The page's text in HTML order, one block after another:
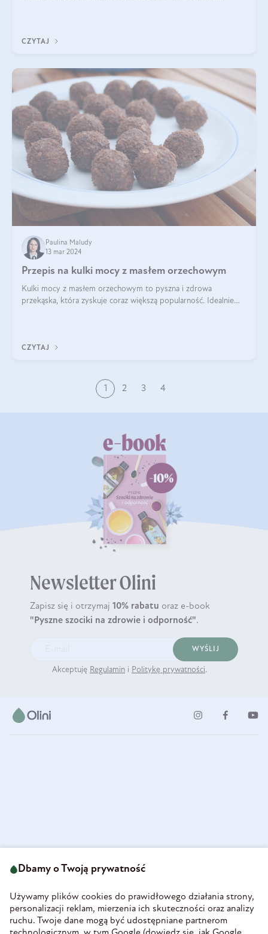
CZYTAJ
Paulina Maludy
13 mar 2024
Przepis na kulki mocy z masłem orzechowym
Kulki mocy z masłem orzechowym to pyszna i zdrowa
przekąska, która zyskuje coraz większą popularność. Idealnie
CZYTAJ
1 2 3 4
Newsletter Olini
Zapisz się i otrzymaj 10% rabatu oraz e-book
"Pyszne szociki na zdrowie i odporność".
WYŚLIJ
Akceptuję Regulamin i Politykę prywatności.
58-160 Świebodzice
REGON 890213034
INFORMACJE
Dbamy o Twoją prywatność
Używamy plików cookies do prawidłowego działania strony,
personalizacji reklam, mierzenia ich skuteczności oraz analizy
ruchu. Twoje dane mogą być udostępniane partnerom